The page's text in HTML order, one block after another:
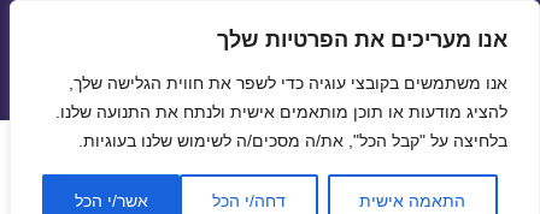
אנו מעריכים את הפרטיות שלך
אנו משתמשים בקובצי עוגיה כדי לשפר את חווית הגלישה שלך,
להציג מודעות או תוכן מותאמים אישית ולנתח את התנועה שלנו.
בלחיצה על "קבל הכל", את/ה מסכים/ה לשימוש שלנו בעוגיות.
התאמה אישית דחה/י הכל אשר/י הכל
תפריטים
ווידג'טים
תגית:נופש זול בבורגס